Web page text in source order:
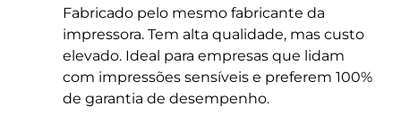
Fabricado pelo mesmo fabricante da
impressora. Tem alta qualidade, mas custo
elevado. Ideal para empresas que lidam
com impressões sensíveis e preferem 100%
de garantia de desempenho.